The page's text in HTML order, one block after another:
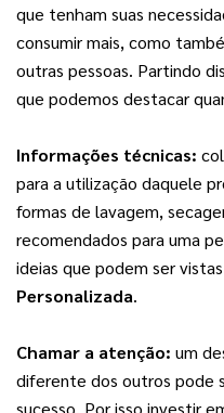
que tenham suas
consumir mais, como
outras pessoas. Partindo
que podemos destacar
Informações técnicas:
para a utilização daquele
formas de lavagem,
recomendados para uma
ideias que podem ser
Personalizada.
Chamar a atenção: um
diferente dos outros pode
sucesso. Por isso investir